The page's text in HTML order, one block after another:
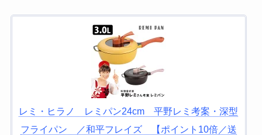
レミ・ヒラノ レミパン24cm 平野レミ考案・深型
フライパン ／和平フレイズ 【ポイント10倍／送